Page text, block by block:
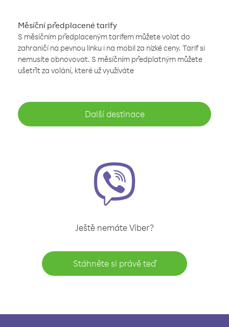
Měsíční předplacené tarify
S měsíčním předplaceným tarifem můžete volat do
zahraničí na pevnou linku i na mobil za nízké ceny. Tarif si
nemusíte obnovovat. S měsíčním předplatným můžete
ušetřit za volání, které už využíváte
Další destinace
Ještě nemáte Viber?
Stáhněte si právě teď